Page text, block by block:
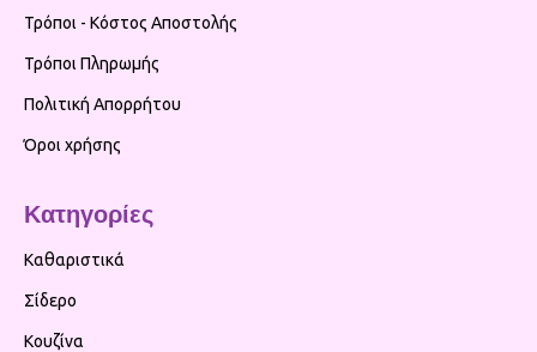
Τρόποι - Κόστος Αποστολής
Τρόποι Πληρωμής
Πολιτική Απορρήτου
Όροι χρήσης
Κατηγορίες
Καθαριστικά
Σίδερο
Κουζίνα